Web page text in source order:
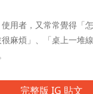
用者，又常常覺得「
麻煩」、「桌上一堆
完整版 IG 貼文